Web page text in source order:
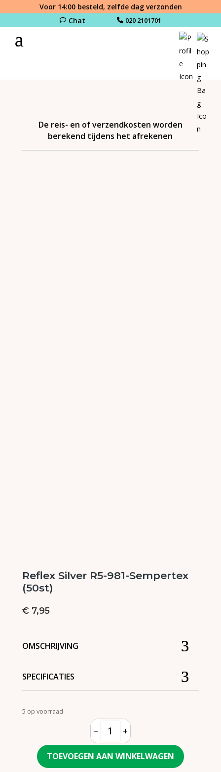
Voor 14:00 besteld, zelfde dag verzonden
Chat
020 2101701
De reis- en of verzendkosten worden
berekend tijdens het afrekenen
Reflex Silver R5-981-Sempertex
(50st)
€ 7,95
OMSCHRIJVING
SPECIFICATIES
5 op voorraad
Quantity
− +
TOEVOEGEN AAN WINKELWAGEN